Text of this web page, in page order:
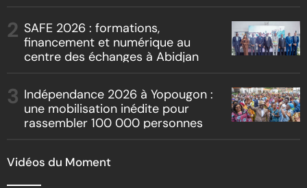
« Boss vs Boss »
SAFE 2026 : formations,
financement et numérique au
centre des échanges à Abidjan
Indépendance 2026 à Yopougon :
une mobilisation inédite pour
rassembler 100 000 personnes
Vidéos du Moment